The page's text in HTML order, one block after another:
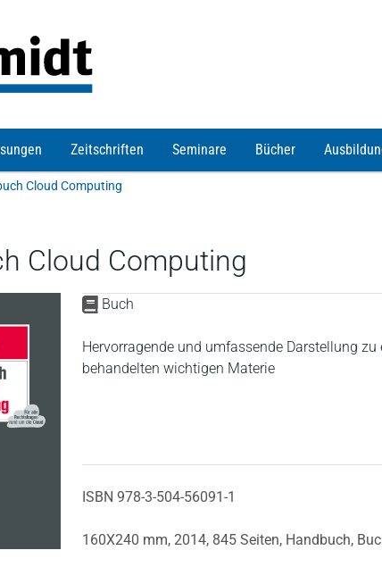
Zeitschriften Seminare Bücher
Cloud Computing
Cloud Computing
Buch
Hervorragende und umfassende Darstellung
behandelten wichtigen Materie
ISBN 978-3-504-56091-1
160X240 mm, 2014, 845 Seiten, Handbuch,